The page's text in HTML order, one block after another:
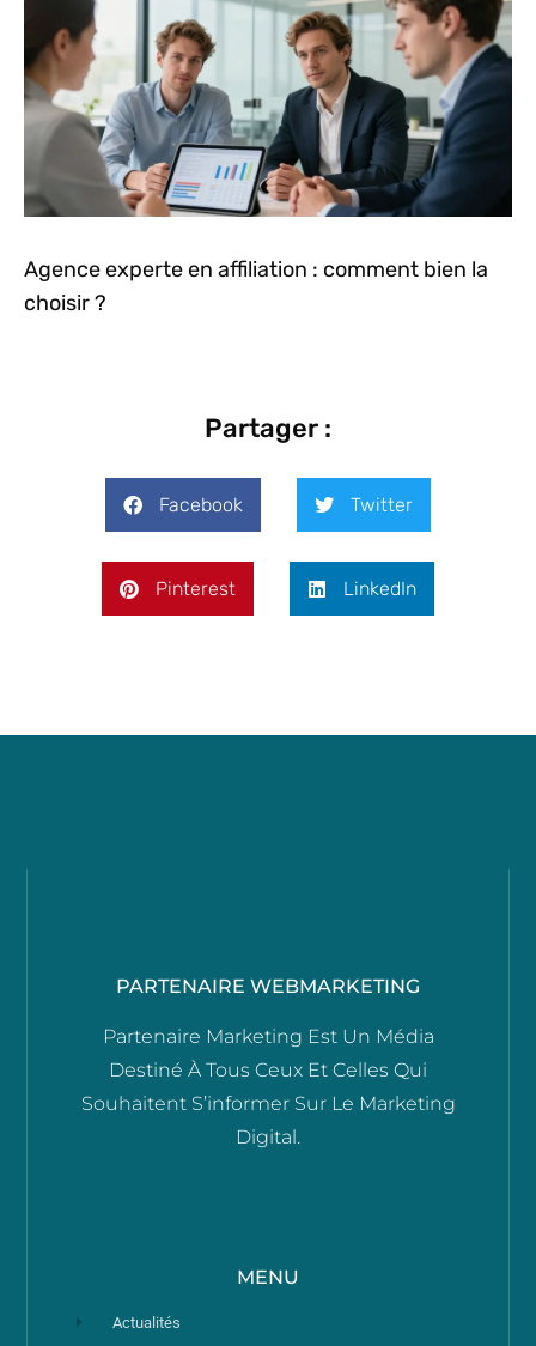
Agence experte en affiliation : comment bien la
choisir ?
Partager :
Facebook Twitter
Pinterest LinkedIn
PARTENAIRE WEBMARKETING
Partenaire Marketing Est Un Média
Destiné À Tous Ceux Et Celles Qui
Souhaitent S’informer Sur Le Marketing
Digital.
MENU
Actualités